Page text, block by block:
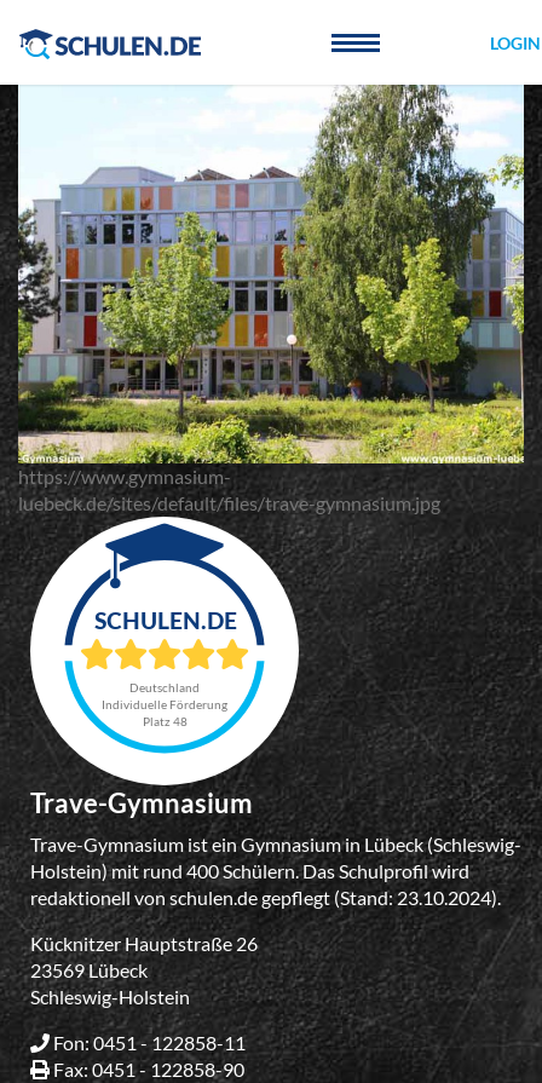
LOGIN
https://www.gymnasium-
luebeck.de/sites/default/files/trave-gymnasium.jpg
Deutschland
Individuelle Förderung
Platz 48
Trave-Gymnasium
Trave-Gymnasium ist ein Gymnasium in Lübeck (Schleswig-
Holstein) mit rund 400 Schülern. Das Schulprofil wird
redaktionell von schulen.de gepflegt (Stand: 23.10.2024).
Kücknitzer Hauptstraße 26
23569 Lübeck
Schleswig-Holstein
Fon: 0451 - 122858-11
Fax: 0451 - 122858-90